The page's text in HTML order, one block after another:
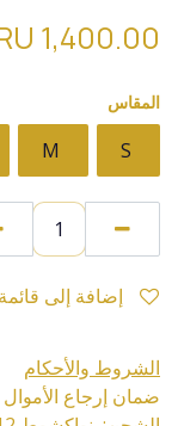
1,400.00
المقاس
S
M
الشروط والأحكام
ضمان إرجاع